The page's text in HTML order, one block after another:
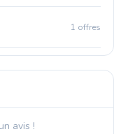
1 offres
avis !